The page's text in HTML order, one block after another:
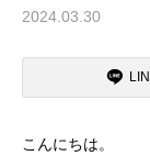
2024.03.30
こんにちは。